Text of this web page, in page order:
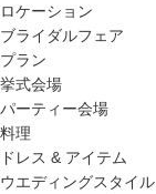
ロケーション
ブライダルフェア
プラン
挙式会場
パーティー会場
料理
ドレス & アイテム
ウエディングスタイル